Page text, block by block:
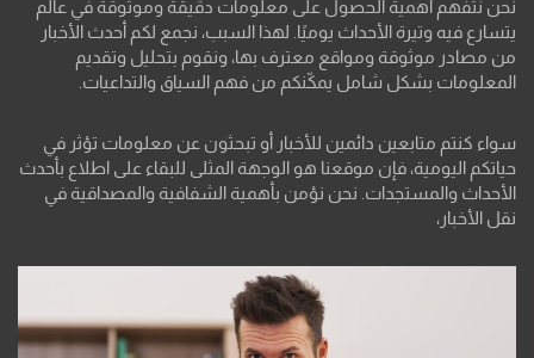
نحن نتفهم أهمية الحصول على معلومات دقيقة وموثوقة في عالم
يتسارع فيه وتيرة الأحداث يوميًا. لهذا السبب، نجمع لكم أحدث الأخبار
من مصادر موثوقة ومواقع معترف بها، ونقوم بتحليل وتقديم
المعلومات بشكل شامل يمكّنكم من فهم السياق والتداعيات.
سواء كنتم متابعين دائمين للأخبار أو تبحثون عن معلومات تؤثر في
حياتكم اليومية، فإن موقعنا هو الوجهة المثلى للبقاء على اطلاع بأحدث
الأحداث والمستجدات. نحن نؤمن بأهمية الشفافية والمصداقية في
نقل الأخبار،